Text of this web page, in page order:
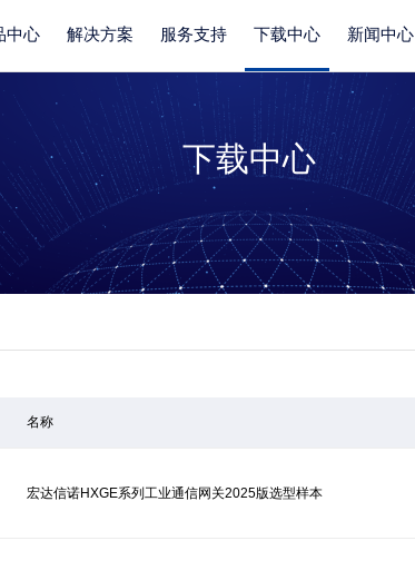
中心 解决方案 服务支持 下载中心 新闻中心
下载中心
名称
宏达信诺HXGE系列工业通信网关2025版选型样本